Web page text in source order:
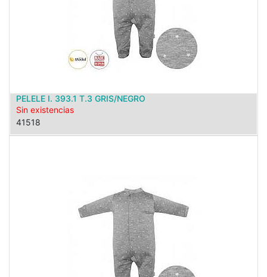
PELELE I. 393.1 T.3 GRIS/NEGRO
Sin existencias
41518